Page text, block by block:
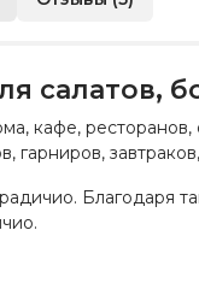
салатов,
кафе,
гарниров,
Благодаря